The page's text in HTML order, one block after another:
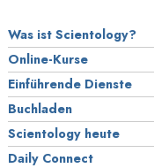
Was ist Scientology?
Online-Kurse
Einführende Dienste
Buchladen
Scientology heute
Daily Connect